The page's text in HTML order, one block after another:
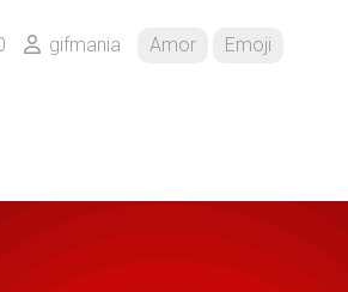
gifmania Amor Emoji